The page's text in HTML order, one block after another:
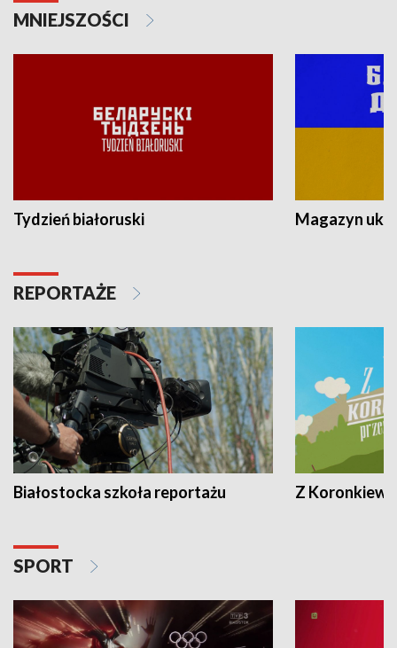
MNIEJSZOŚCI
Tydzień białoruski Magazyn
REPORTAŻE
Białostocka szkoła reportażu Z
SPORT